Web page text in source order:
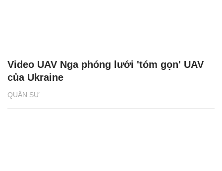
QUÂN SỰ
Video UAV Nga phóng lưới 'tóm gọn' UAV
của Ukraine